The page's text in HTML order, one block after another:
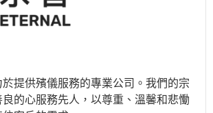
提供殯儀服務的專業公司。我們的宗
的心服務先人，以尊重、溫馨和悲慟